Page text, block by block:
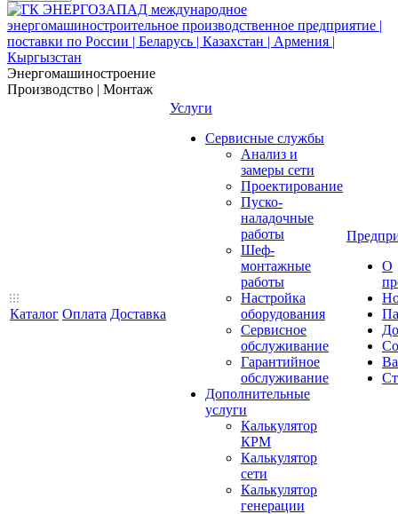
Энергомашиностроение
Производство | Монтаж
Каталог Оплата Доставка
Услуги
Сервисные службы
Анализ и
замеры сети
Проектирование
Пуско-
наладочные
работы
Шеф-
монтажные
работы
Настройка
оборудования
Сервисное
обслуживание
Гарантийное
обслуживание
Дополнительные
услуги
Калькулятор
КРМ
Калькулятор
сети
Калькулятор
генерации
О